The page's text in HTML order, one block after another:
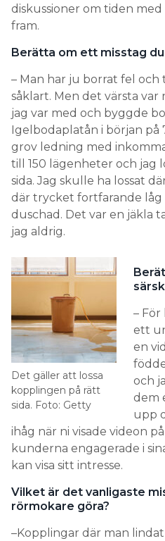
diskussioner om tiden
fram.
Berätta om ett misstag
– Man har ju borrat fel
såklart. Men det värsta var
jag var med och byggde
Igelbodaplatån i början på
grov ledning med
till 150 lägenheter och jag
sida. Jag skulle ha lossat
där trycket fortfarande låg
duschad. Det var en jäkla
jag aldrig.
Det gäller att lossa
kopplingen på rätt
sida. Foto: Getty
– För
ett
en
och
dem
upp
ihåg när ni visade videon
kunderna engagerade i
kan visa sitt intresse.
Vilket är det vanligaste
rörmokare göra?
–Kopplingar där man